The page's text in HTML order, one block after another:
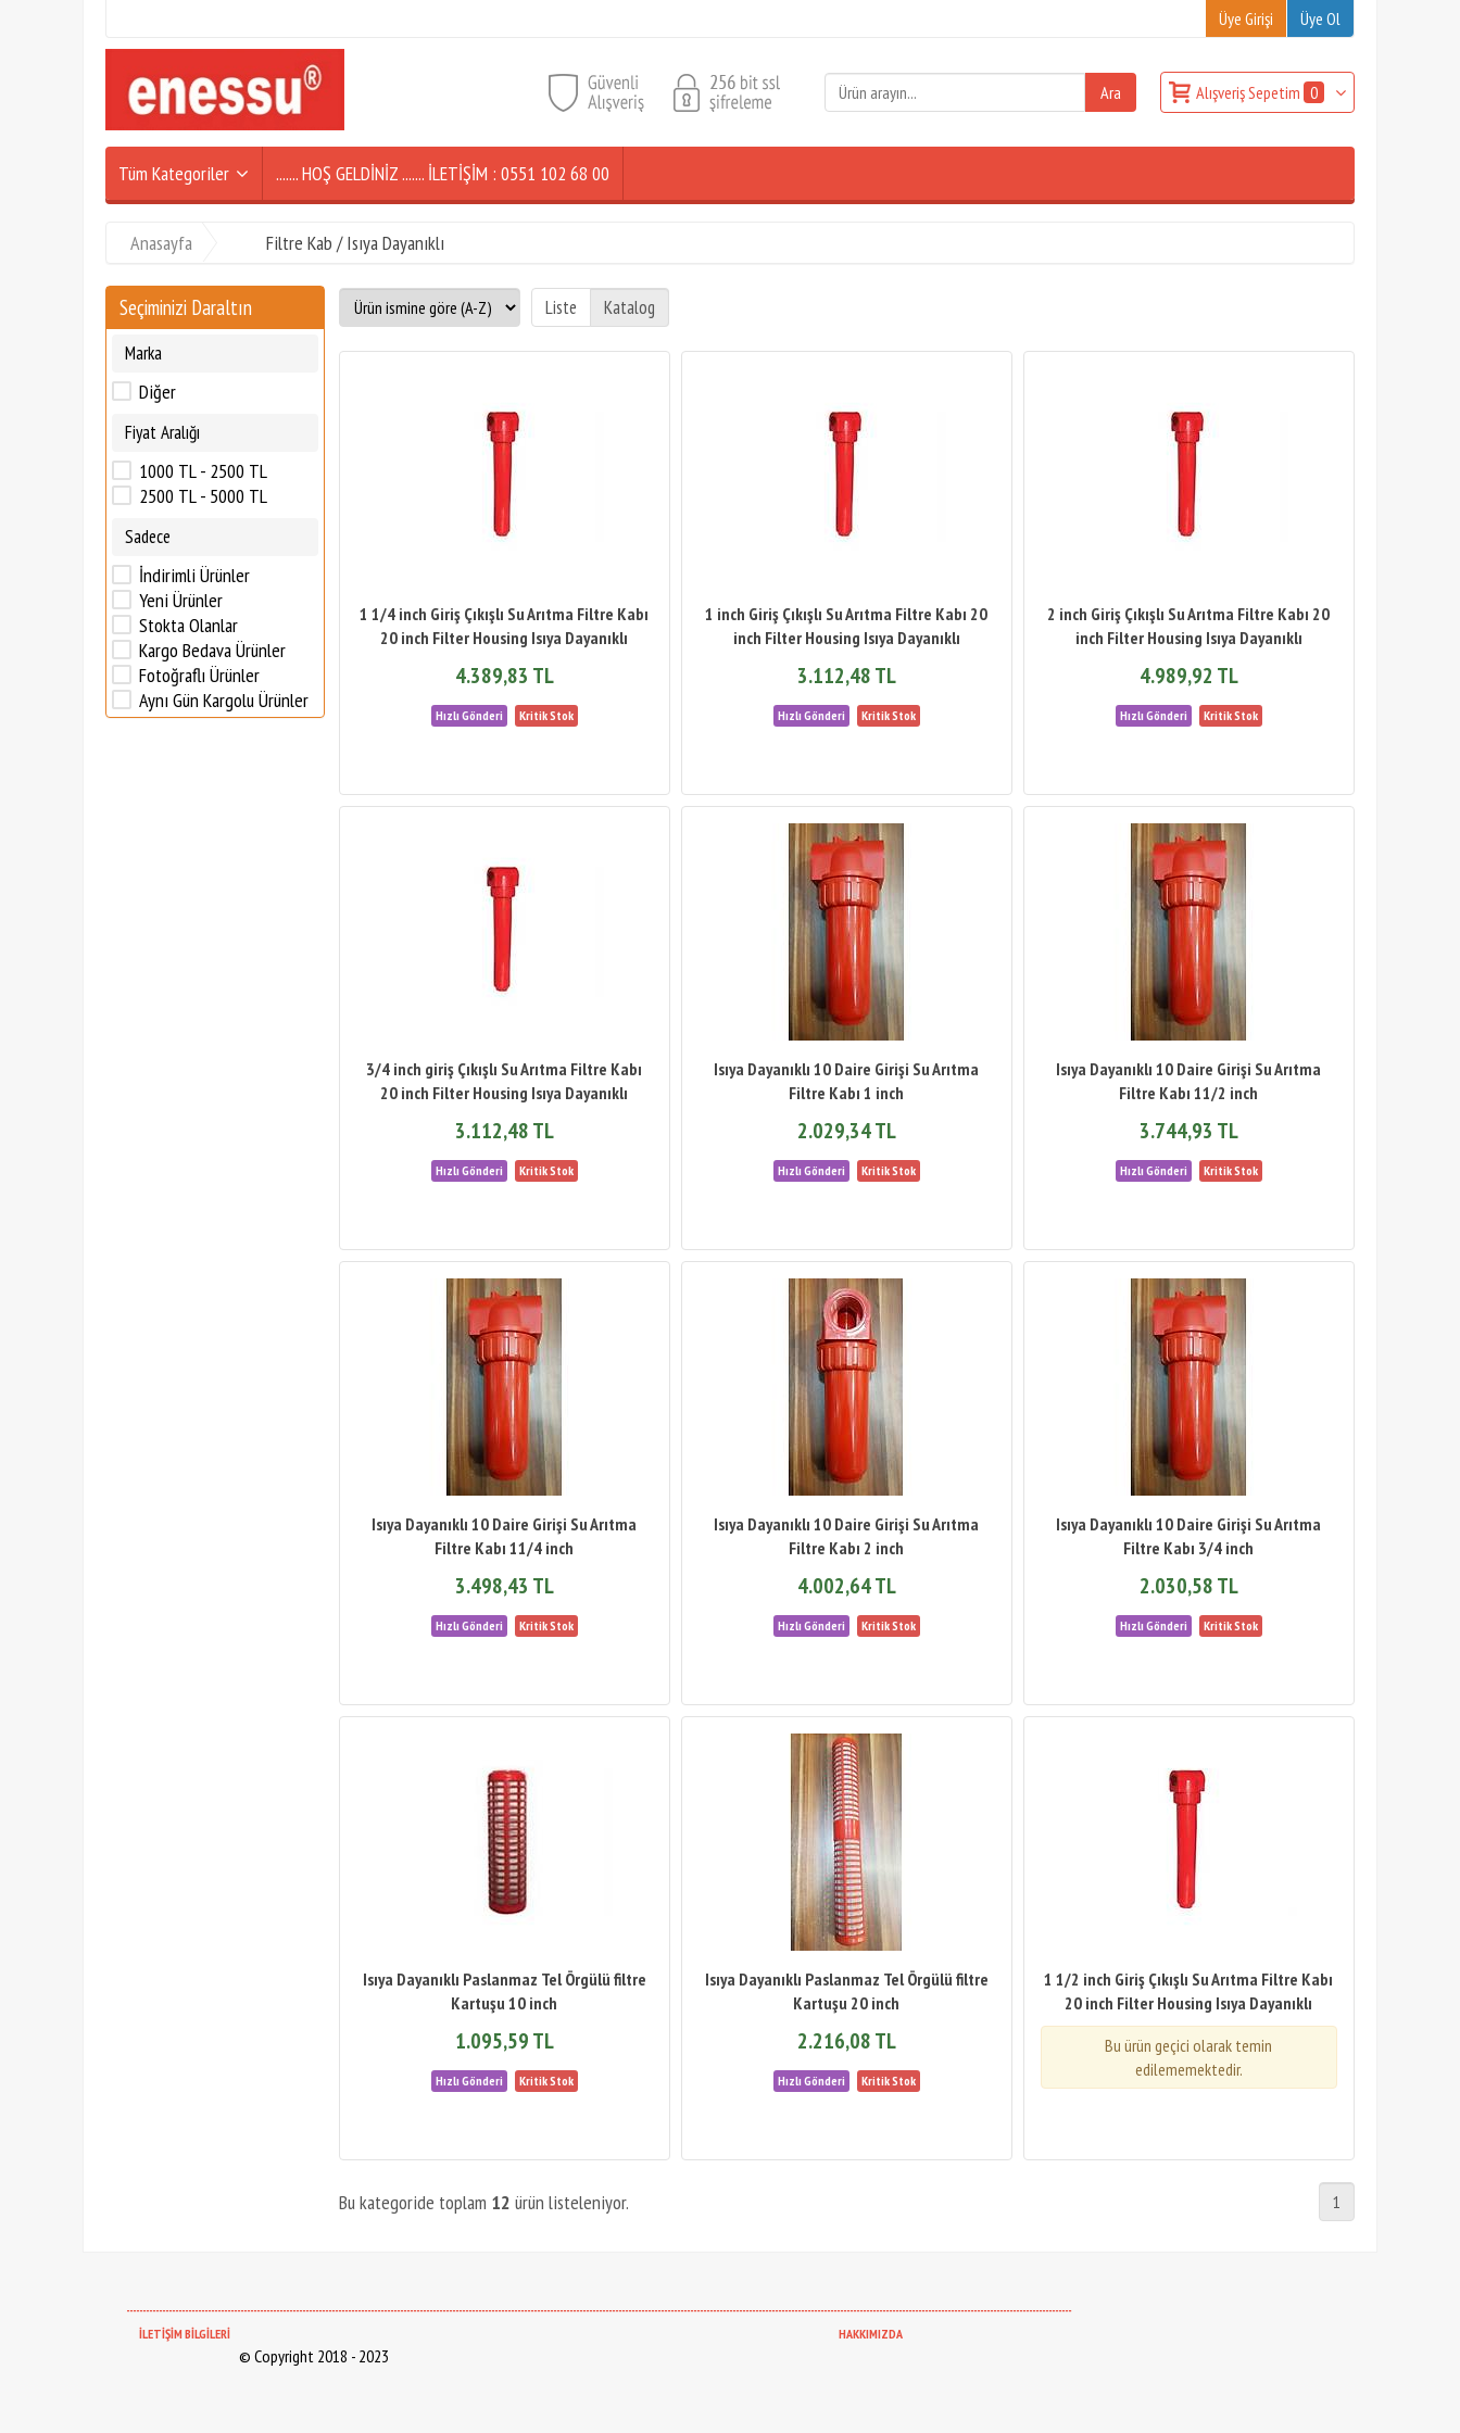
Üye Girişi Üye Ol
Alışveriş Sepetim 0
Tüm Kategoriler ....... HOŞ GELDİNİZ ....... İLETİŞİM : 0551 102 68 00
Anasayfa Filtre Kab / Isıya Dayanıklı
Seçiminizi Daraltın
Marka
Diğer
Fiyat Aralığı
1000 TL - 2500 TL
2500 TL - 5000 TL
Sadece
İndirimli Ürünler
Yeni Ürünler
Stokta Olanlar
Kargo Bedava Ürünler
Fotoğraflı Ürünler
Aynı Gün Kargolu Ürünler
1 1/4 inch Giriş Çıkışlı Su Arıtma Filtre Kabı
20 inch Filter Housing Isıya Dayanıklı
4.389,83 TL
1 inch Giriş Çıkışlı Su Arıtma Filtre Kabı 20
inch Filter Housing Isıya Dayanıklı
3.112,48 TL
2 inch Giriş Çıkışlı Su Arıtma Filtre Kabı 20
inch Filter Housing Isıya Dayanıklı
4.989,92 TL
3/4 inch giriş Çıkışlı Su Arıtma Filtre Kabı
20 inch Filter Housing Isıya Dayanıklı
3.112,48 TL
Isıya Dayanıklı 10 Daire Girişi Su Arıtma
Filtre Kabı 1 inch
2.029,34 TL
Isıya Dayanıklı 10 Daire Girişi Su Arıtma
Filtre Kabı 11/2 inch
3.744,93 TL
Isıya Dayanıklı 10 Daire Girişi Su Arıtma
Filtre Kabı 11/4 inch
3.498,43 TL
Isıya Dayanıklı 10 Daire Girişi Su Arıtma
Filtre Kabı 2 inch
4.002,64 TL
Isıya Dayanıklı 10 Daire Girişi Su Arıtma
Filtre Kabı 3/4 inch
2.030,58 TL
Isıya Dayanıklı Paslanmaz Tel Örgülü filtre
Kartuşu 10 inch
1.095,59 TL
Isıya Dayanıklı Paslanmaz Tel Örgülü filtre
Kartuşu 20 inch
2.216,08 TL
1 1/2 inch Giriş Çıkışlı Su Arıtma Filtre Kabı
20 inch Filter Housing Isıya Dayanıklı
Bu ürün geçici olarak temin
edilememektedir.
Bu kategoride toplam 12 ürün listeleniyor. 1
--------------------------------------------------------------------------------------------------------------------------------------------------------------------------------------------------------------------------------------------------------------------------------------------------
İLETİŞİM BİLGİLERİ
HAKKIMIZDA
© Copyright 2018 - 2023